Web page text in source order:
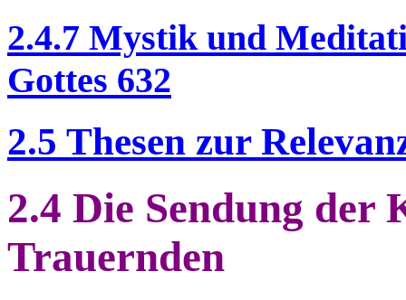
2.4.7 Mystik und
Gottes 632
2.5 Thesen zur
2.4 Die Sendung der
Trauernden